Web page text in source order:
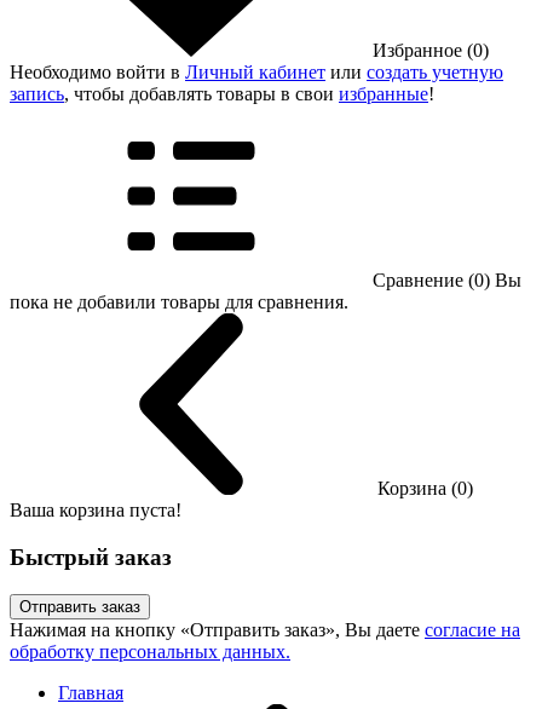
Избранное (0)
Необходимо войти в Личный кабинет или создать учетную
запись, чтобы добавлять товары в свои избранные!
Сравнение (0) Вы
пока не добавили товары для сравнения.
Корзина (0)
Ваша корзина пуста!
Быстрый заказ
Отправить заказ
Нажимая на кнопку «Отправить заказ», Вы даете согласие на
обработку персональных данных.
Главная